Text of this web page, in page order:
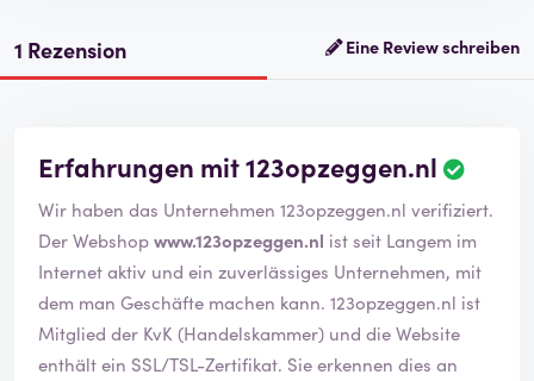
1 Rezension Eine Review schreiben
Erfahrungen mit 123opzeggen.nl
Wir haben das Unternehmen 123opzeggen.nl verifiziert.
Der Webshopwww.123opzeggen.nl ist seit Langem im
Internet aktiv und ein zuverlässiges Unternehmen, mit
dem man Geschäfte machen kann. 123opzeggen.nl ist
Mitglied der KvK (Handelskammer) und die Website
enthält ein SSL/TSL-Zertifikat. Sie erkennen dies an